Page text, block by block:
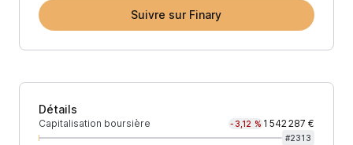
Suivre sur Finary
Détails
Capitalisation boursière -3,12 % 1 542 287 €
#2313